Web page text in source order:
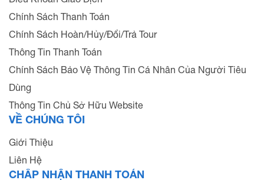
Chính Sách Thanh Toán
Chính Sách Hoàn/Hủy/Đổi/Trả Tour
Thông Tin Thanh Toán
Chính Sách Bảo Vệ Thông Tin Cá Nhân Của Người Tiêu
Dùng
Thông Tin Chủ Sở Hữu Website
VỀ CHÚNG TÔI
Giới Thiệu
Liên Hệ
CHẤP NHẬN THANH TOÁN